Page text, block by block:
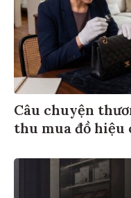
Câu chuyện
thu mua đồ hiệu